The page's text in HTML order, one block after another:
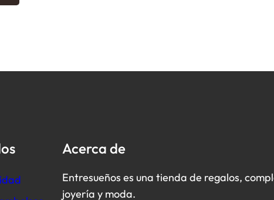
Acerca de
Entresueños es una tienda de regalos,
joyería y moda.